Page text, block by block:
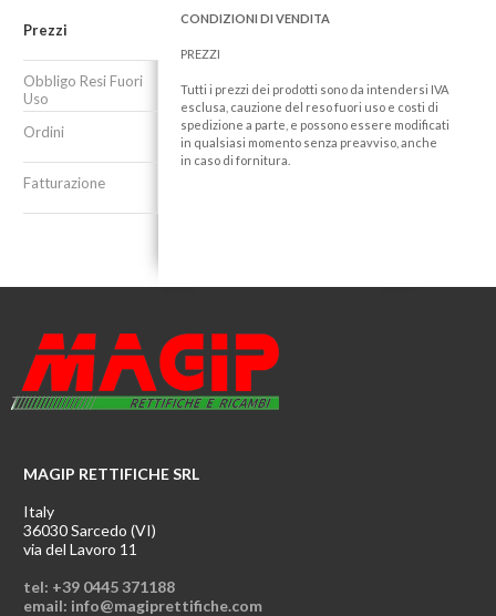
Prezzi
Obbligo Resi Fuori
Uso
Ordini
Fatturazione
CONDIZIONI DI VENDITA
PREZZI
Tutti i prezzi dei prodotti sono da intendersi IVA
esclusa, cauzione del reso fuori uso e costi di
spedizione a parte, e possono essere modificati
in qualsiasi momento senza preavviso, anche
in caso di fornitura.
MAGIP RETTIFICHE SRL
Italy
36030 Sarcedo (VI)
via del Lavoro 11
tel: +39 0445 371188
email: info@magiprettifiche.com